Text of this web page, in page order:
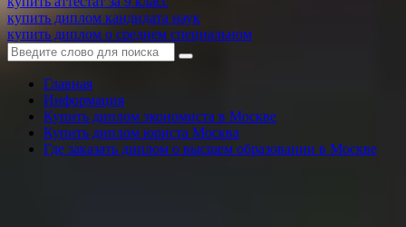
купить диплом кандидата наук
купить диплом о среднем специальном
Главная
Информация
Купить диплом экономиста в Москве
Купить диплом юриста Москва
Где заказать диплом о высшем образовании в Москве